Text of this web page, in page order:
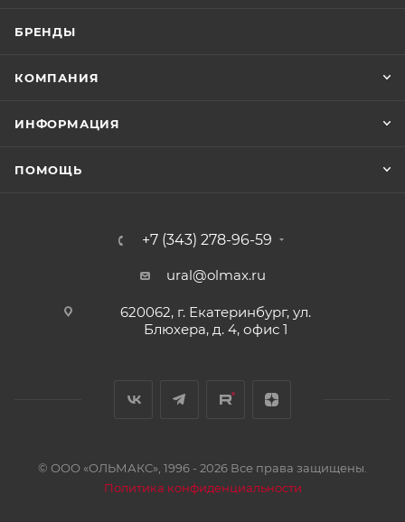
БРЕНДЫ
КОМПАНИЯ
ИНФОРМАЦИЯ
ПОМОЩЬ
+7 (343) 278-96-59
ural@olmax.ru
620062, г. Екатеринбург, ул.
Блюхера, д. 4, офис 1
© ООО «ОЛЬМАКС», 1996 - 2026 Все права защищены.
Политика конфиденциальности